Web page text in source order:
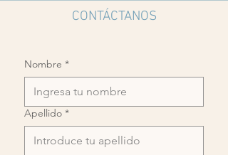
CONTÁCTANOS
Nombre *
Apellido *